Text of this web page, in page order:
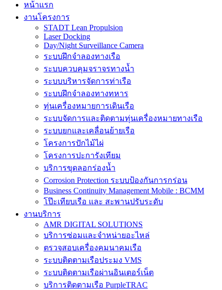
หน้าแรก
งานโครงการ
STADT Lean Propulsion
Laser Docking
Day/Night Surveillance Camera
ระบบฝึกจำลองทางเรือ
ระบบควบคุมจราจรทางน้ำ
ระบบบริหารจัดการท่าเรือ
ระบบฝึกจำลองทางทหาร
ทุ่นเครื่องหมายการเดินเรือ
ระบบจัดการและติดตามทุ่นเครื่องหมายทางเรือ
ระบบยกและเคลื่อนย้ายเรือ
โครงการปักไม้ไผ่
โครงการปะการังเทียม
บริการขุดลอกร่องน้ำ
Corrosion Protection ระบบป้องกันการกร่อน
Business Continuity Management Mobile : BCMM
โป๊ะเทียบเรือ และ สะพานปรับระดับ
งานบริการ
AMR DIGITAL SOLUTIONS
บริการซ่อมและจำหน่ายอะไหล่
ตรวจสอบเครื่องคมนาคมเรือ
ระบบติดตามเรือประมง VMS
ระบบติดตามเรือผ่านอินเตอร์เน็ต
บริการติดตามเรือ PurpleTRAC